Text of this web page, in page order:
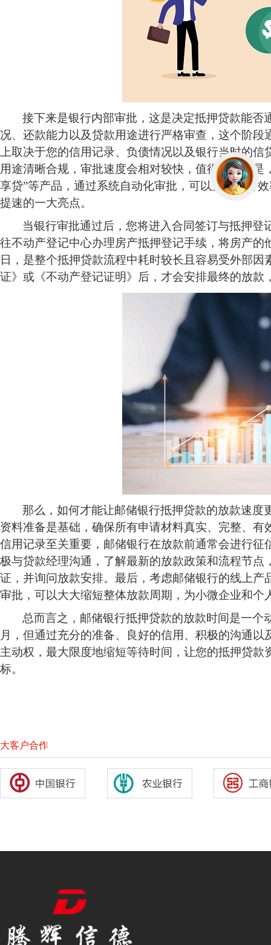
接下来是银行内部审批，这是决定抵押贷款能
况、还款能力以及贷款用途进行严格审查，这个阶段
上取决于您的信用记录、负债情况以及银行当时的
用途清晰合规，审批速度会相对较快，值得一提的
享贷”等产品，通过系统自动化审批，可以显著提升
提速的一大亮点。
当银行审批通过后，您将进入合同签订与抵押
往不动产登记中心办理房产抵押登记手续，将房产
日，是整个抵押贷款流程中耗时较长且容易受外部
证》或《不动产登记证明》后，才会安排最终的放款
那么，如何才能让邮储银行抵押贷款的放款速
资料准备是基础，确保所有申请材料真实、完整、有
信用记录至关重要，邮储银行在放款前通常会进行
极与贷款经理沟通，了解最新的放款政策和流程节
证，并询问放款安排。最后，考虑邮储银行的线上
审批，可以大大缩短整体放款周期，为小微企业和个
总而言之，邮储银行抵押贷款的放款时间是一
月，但通过充分的准备、良好的信用、积极的沟通
主动权，最大限度地缩短等待时间，让您的抵押贷
标。
大客户合作